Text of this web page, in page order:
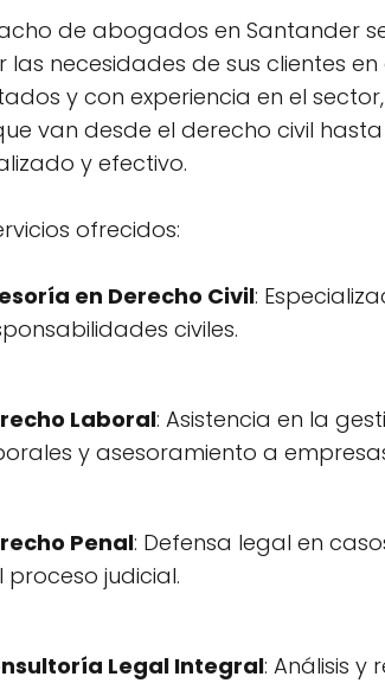
de abogados en Santander
las necesidades de sus clientes
y con experiencia en el
van desde el derecho civil
y efectivo.
ofrecidos:
en Derecho Civil:
civiles.
Laboral: Asistencia en la
y asesoramiento a
Penal: Defensa legal en
proceso judicial.
Legal Integral: Análisis